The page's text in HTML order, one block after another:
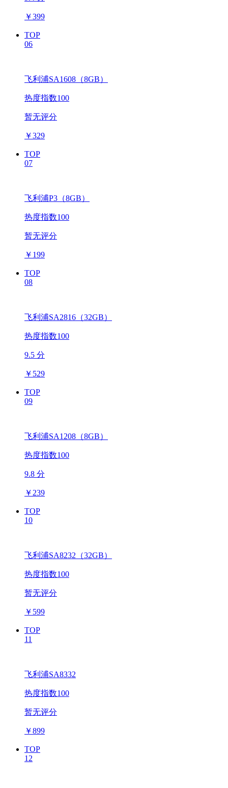
￥399
TOP
06
飞利浦SA1608（8GB）
热度指数100
暂无评分
￥329
TOP
07
飞利浦P3（8GB）
热度指数100
暂无评分
￥ 199
TOP
08
飞利浦SA2816（32GB）
热度指数100
9.5 分
￥ 529
TOP
09
飞利浦SA1208（8GB）
热度指数100
9.8 分
￥ 239
TOP
10
飞利浦SA8232（32GB）
热度指数100
暂无评分
￥ 599
TOP
11
飞利浦SA8332
热度指数100
暂无评分
￥899
TOP
12